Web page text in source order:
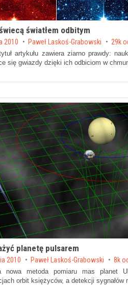
światłem odbitym
2010 by Paweł Laskoś-Grabowski 29k
artykułu zawiera ziarno prawdy:
się gwiazdy dzięki ich odbiciom w
planetę pulsarem
2010 by Paweł Laskoś-Grabowski 8k
nowa metoda pomiaru mas planet
orbit księżyców, a detekcji sygnałów